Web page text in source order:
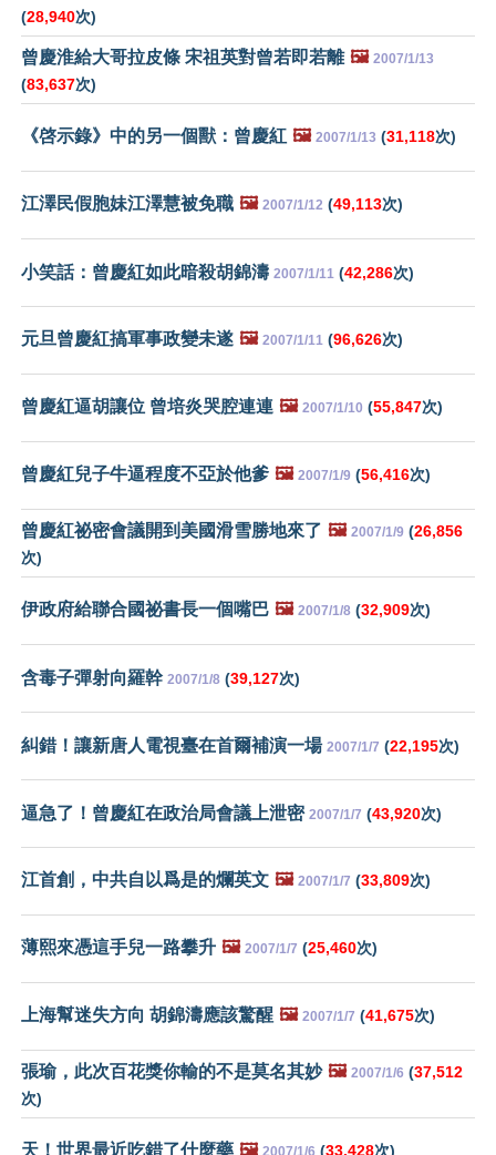
(28,940次)
曾慶淮給大哥拉皮條 宋祖英對曾若即若離 🖼️ 2007/1/13
(83,637次)
《啓示錄》中的另一個獸：曾慶紅 🖼️ 2007/1/13 (31,118次)
江澤民假胞妹江澤慧被免職 🖼️ 2007/1/12 (49,113次)
小笑話：曾慶紅如此暗殺胡錦濤 2007/1/11 (42,286次)
元旦曾慶紅搞軍事政變未遂 🖼️ 2007/1/11 (96,626次)
曾慶紅逼胡讓位 曾培炎哭腔連連 🖼️ 2007/1/10 (55,847次)
曾慶紅兒子牛逼程度不亞於他爹 🖼️ 2007/1/9 (56,416次)
曾慶紅祕密會議開到美國滑雪勝地來了 🖼️ 2007/1/9 (26,856
次)
伊政府給聯合國祕書長一個嘴巴 🖼️ 2007/1/8 (32,909次)
含毒子彈射向羅幹 2007/1/8 (39,127次)
糾錯！讓新唐人電視臺在首爾補演一場 2007/1/7 (22,195次)
逼急了！曾慶紅在政治局會議上泄密 2007/1/7 (43,920次)
江首創，中共自以爲是的爛英文 🖼️ 2007/1/7 (33,809次)
薄熙來憑這手兒一路攀升 🖼️ 2007/1/7 (25,460次)
上海幫迷失方向 胡錦濤應該驚醒 🖼️ 2007/1/7 (41,675次)
張瑜，此次百花獎你輸的不是莫名其妙 🖼️ 2007/1/6 (37,512
次)
天！世界最近吃錯了什麼藥 🖼️ 2007/1/6 (33,428次)